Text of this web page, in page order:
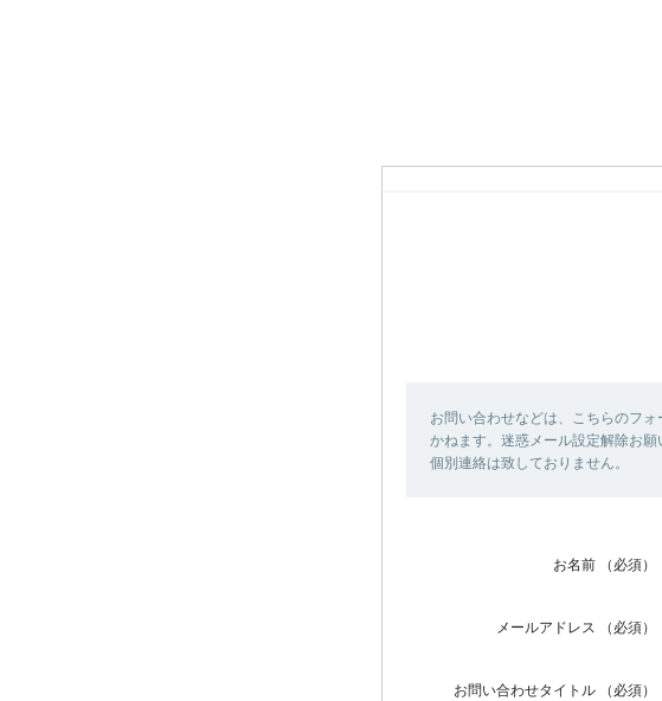
お問い合わせなどは、こちらのフ
かねます。迷惑メール設定解除お
個別連絡は致しておりません。
お名前 （必須）
メールアドレス （必須）
お問い合わせタイトル （必須）